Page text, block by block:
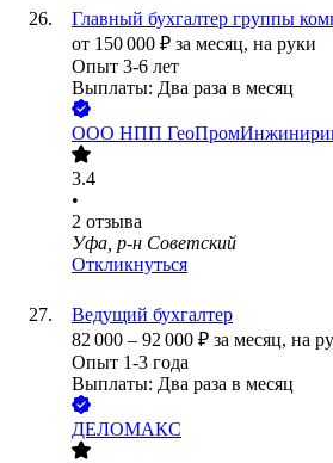
Главный бухгалтер группы
от 150 000 ₽ за месяц, на руки
Опыт 3-6 лет
Выплаты: Два раза в месяц
ООО НПП
3.4
•
2 отзыва
Уфа, р-н Советский
Откликнуться
Ведущий бухгалтер
82 000 – 92 000 ₽ за месяц, на
Опыт 1-3 года
Выплаты: Два раза в месяц
ДЕЛОМАКС